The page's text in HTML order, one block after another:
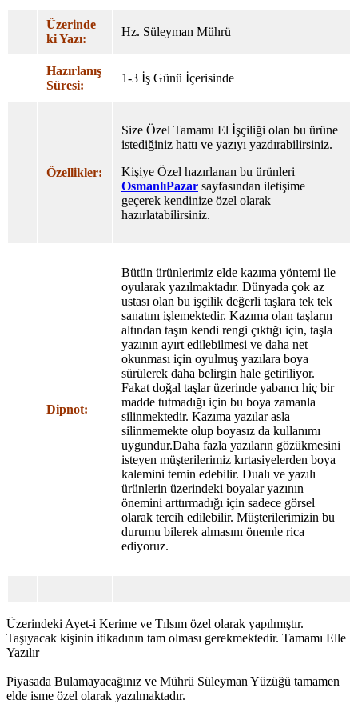
Üzerinde
ki Yazı:
Hz. Süleyman Mührü
Hazırlanış
Süresi:
1-3 İş Günü İçerisinde
Özellikler:
Size Özel Tamamı El İşçiliği olan bu ürüne
istediğiniz hattı ve yazıyı yazdırabilirsiniz.
Kişiye Özel hazırlanan bu ürünleri
OsmanlıPazar sayfasından iletişime
geçerek kendinize özel olarak
hazırlatabilirsiniz.
Dipnot:
Bütün ürünlerimiz elde kazıma yöntemi ile
oyularak yazılmaktadır. Dünyada çok az
ustası olan bu işçilik değerli taşlara tek tek
sanatını işlemektedir. Kazıma olan taşların
altından taşın kendi rengi çıktığı için, taşla
yazının ayırt edilebilmesi ve daha net
okunması için oyulmuş yazılara boya
sürülerek daha belirgin hale getiriliyor.
Fakat doğal taşlar üzerinde yabancı hiç bir
madde tutmadığı için bu boya zamanla
silinmektedir. Kazıma yazılar asla
silinmemekte olup boyasız da kullanımı
uygundur.Daha fazla yazıların gözükmesini
isteyen müşterilerimiz kırtasiyelerden boya
kalemini temin edebilir. Dualı ve yazılı
ürünlerin üzerindeki boyalar yazının
önemini arttırmadığı için sadece görsel
olarak tercih edilebilir. Müşterilerimizin bu
durumu bilerek almasını önemle rica
ediyoruz.
Üzerindeki Ayet-i Kerime ve Tılsım özel olarak yapılmıştır.
Taşıyacak kişinin itikadının tam olması gerekmektedir. Tamamı Elle
Yazılır
Piyasada Bulamayacağınız ve Mührü Süleyman Yüzüğü tamamen
elde isme özel olarak yazılmaktadır.